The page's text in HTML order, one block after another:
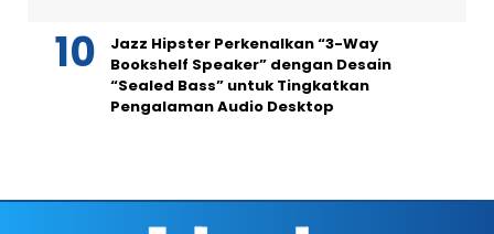
Jazz Hipster Perkenalkan “3-Way
Bookshelf Speaker” dengan Desain
“Sealed Bass” untuk Tingkatkan
Pengalaman Audio Desktop